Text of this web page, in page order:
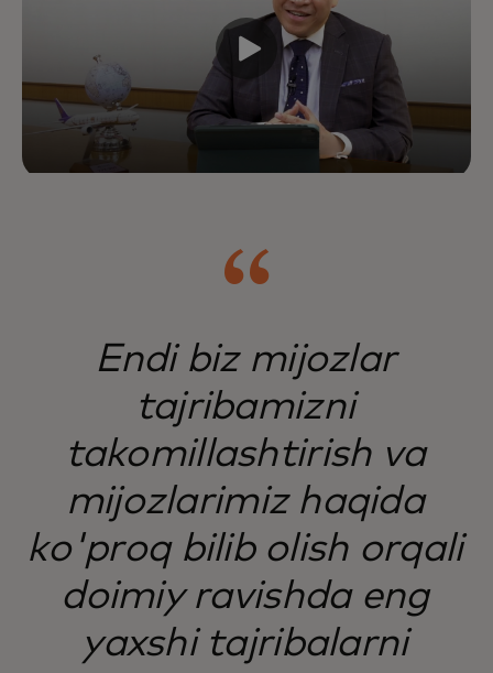
mijozlarning hayot davri
davomida qiymatini oshiring.
Endi biz mijozlar
tajribamizni
takomillashtirish va
mijozlarimiz haqida
ko'proq bilib olish orqali
doimiy ravishda eng
yaxshi tajribalarni